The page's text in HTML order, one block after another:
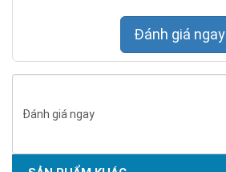
Đánh giá ngay
Đánh giá ngay